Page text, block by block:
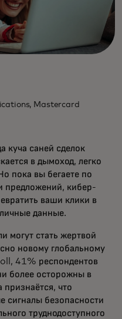
Mastercard
куча саней сделок
в дымоход, легко
пока вы бегаете по
предложений, кибер-
ваши клики в
данные.
могут стать жертвой
новому глобальному
41% респондентов
более осторожны в
что
сигналы безопасности
труднодоступного